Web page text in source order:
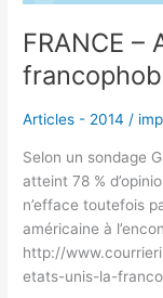
FRANCE –
Articles - 2014 /
Selon un sondage
atteint 78 %
n’efface toutefois
américaine à
http://
etats-unis-la-